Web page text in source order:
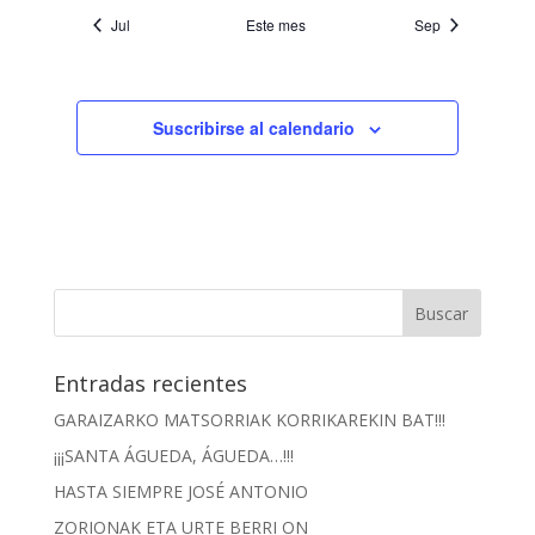
Jul Este mes Sep
Suscribirse al calendario
Entradas recientes
GARAIZARKO MATSORRIAK KORRIKAREKIN BAT!!!
¡¡¡SANTA ÁGUEDA, ÁGUEDA…!!!
HASTA SIEMPRE JOSÉ ANTONIO
ZORIONAK ETA URTE BERRI ON